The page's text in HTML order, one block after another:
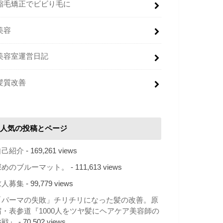
毛矯正でビビり毛に
容
容室運営日記
質改善
人気の投稿とページ
己紹介 - 169,261 views
のブルーマット。 - 111,613 views
人募集 - 99,779 views
パーマの失敗」チリチリになった髪の改善。原
・表参道『1000人をツヤ髪にヘアケア美容師の